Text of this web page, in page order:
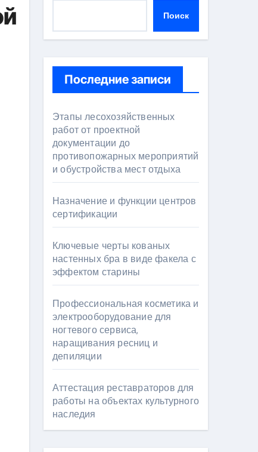
Поиск
Последние записи
Этапы лесохозяйственных
работ от проектной
документации до
противопожарных мероприятий
и обустройства мест отдыха
Назначение и функции центров
сертификации
Ключевые черты кованых
настенных бра в виде факела с
эффектом старины
Профессиональная косметика и
электрооборудование для
ногтевого сервиса,
наращивания ресниц и
депиляции
Аттестация реставраторов для
работы на объектах культурного
наследия